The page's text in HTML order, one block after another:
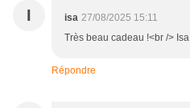
I isa 27/08/2025 15:11
Très beau cadeau !<br /> Isa
Répondre